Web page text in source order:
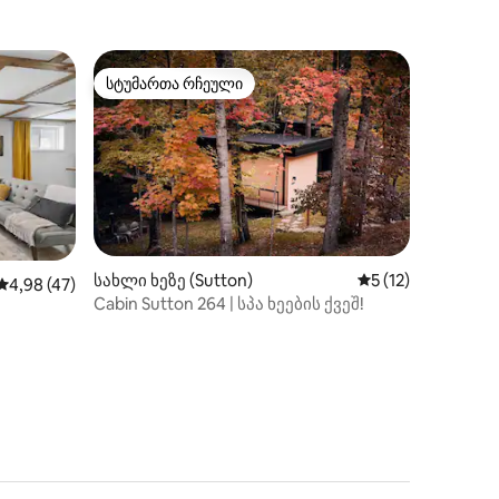
შეფასებაა 5‑დან 4,98, 47 მიმოხილვა
4,98 (47)
სტუმართა რჩეული
სტუმართა რჩეული
სახლი ხეზე (Sutton) საშუალო
5 (12)
Cabin Sutton 264 | სპა ხეების ქვეშ!